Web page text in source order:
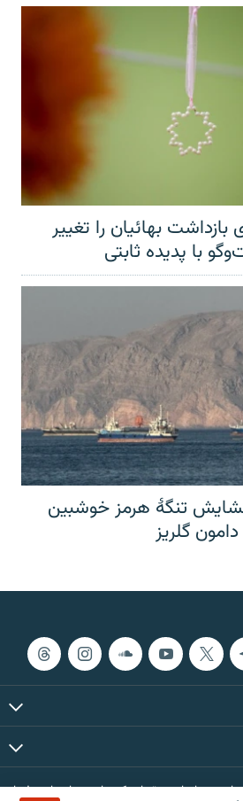
بهائیان را تغییر
با پدیده ثابتی
تنگهٔ هرمز خوشبین
گلریز
بر اساس مقررات کپی‌رایت، برای رادیو فردا